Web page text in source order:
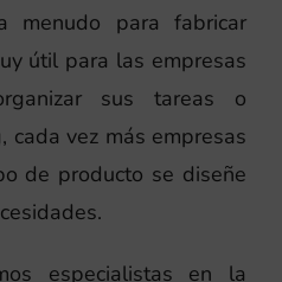
menudo para fabricar
útil para las empresas
sus tareas o
cada vez más empresas
de producto se diseñe
especialistas en la